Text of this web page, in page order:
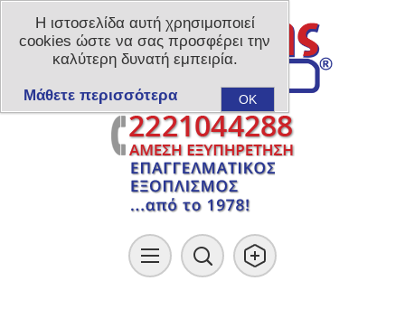
Η ιστοσελίδα αυτή χρησιμοποιεί
cookies ώστε να σας προσφέρει την
καλύτερη δυνατή εμπειρία.
OK
Μάθετε περισσότερα